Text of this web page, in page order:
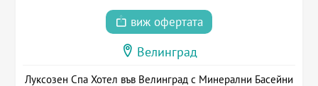
виж офертата
Велинград
Луксозен Спа Хотел във Велинград с Минерални Басейни